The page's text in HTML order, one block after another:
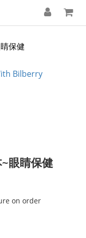
保健
眼睛保健
on order